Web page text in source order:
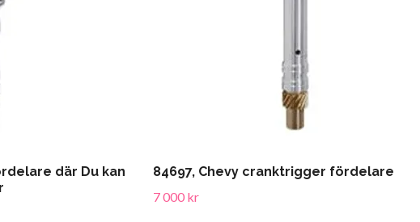
där Du kan
84697, Chevy cranktrigger fördelare
7 000 kr